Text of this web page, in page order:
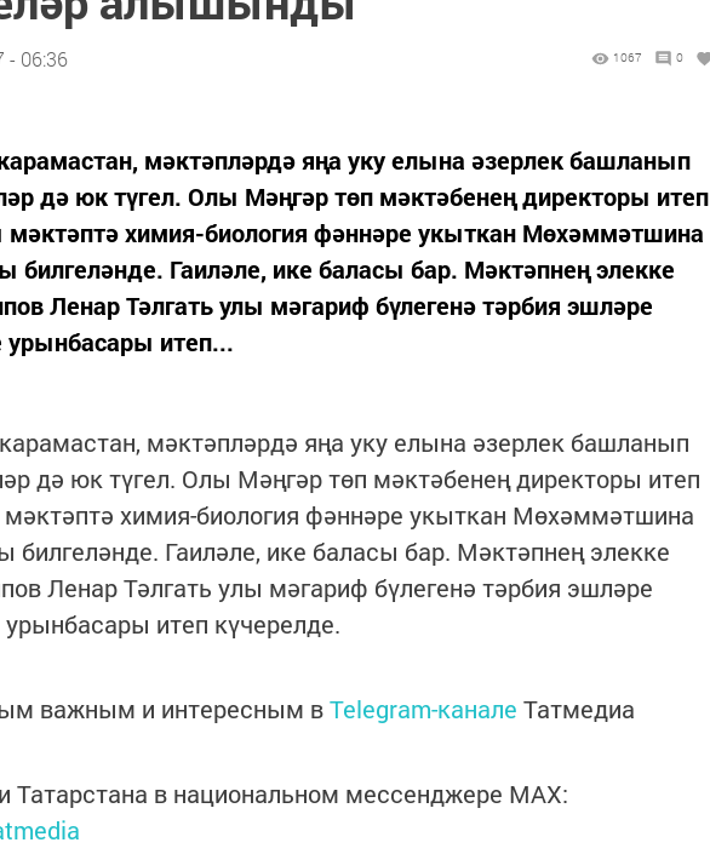
- 06:36 1067 0
мәктәпләрдә яңа уку елына әзерлек башланып
дә юк түгел. Олы Мәңгәр төп мәктәбенең директоры итеп
химия-биология фәннәре укыткан Мөхәммәтшина
билгеләнде. Гаиләле, ике баласы бар. Мәктәпнең элекке
Ленар Тәлгать улы мәгариф бүлегенә тәрбия эшләре
урынбасары итеп...
мәктәпләрдә яңа уку елына әзерлек башланып
дә юк түгел. Олы Мәңгәр төп мәктәбенең директоры итеп
химия-биология фәннәре укыткан Мөхәммәтшина
билгеләнде. Гаиләле, ике баласы бар. Мәктәпнең элекке
Ленар Тәлгать улы мәгариф бүлегенә тәрбия эшләре
итеп күчерелде.
важным и интересным вTelegram-канале Татмедиа
Татарстана в национальном мессенджере MАХ: